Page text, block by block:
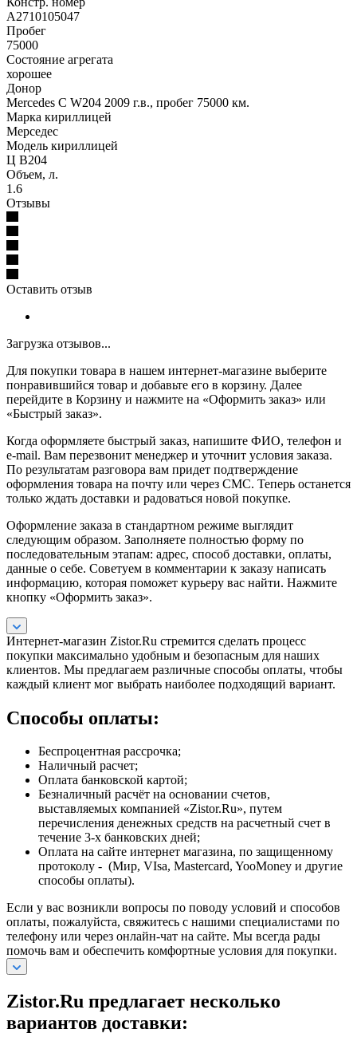
A2710105047
Пробег
75000
Состояние агрегата
хорошее
Донор
Mercedes C W204 2009 г.в., пробег 75000 км.
Марка кириллицей
Мерседес
Модель кириллицей
Ц В204
Объем, л.
1.6
Отзывы
Оставить отзыв
Загрузка отзывов...
Для покупки товара в нашем интернет-магазине выберите
понравившийся товар и добавьте его в корзину. Далее
перейдите в Корзину и нажмите на «Оформить заказ» или
«Быстрый заказ».
Когда оформляете быстрый заказ, напишите ФИО, телефон и
e-mail. Вам перезвонит менеджер и уточнит условия заказа.
По результатам разговора вам придет подтверждение
оформления товара на почту или через СМС. Теперь останется
только ждать доставки и радоваться новой покупке.
Оформление заказа в стандартном режиме выглядит
следующим образом. Заполняете полностью форму по
последовательным этапам: адрес, способ доставки, оплаты,
данные о себе. Советуем в комментарии к заказу написать
информацию, которая поможет курьеру вас найти. Нажмите
кнопку «Оформить заказ».
Интернет-магазин Zistor.Ru стремится сделать процесс
покупки максимально удобным и безопасным для наших
клиентов. Мы предлагаем различные способы оплаты, чтобы
каждый клиент мог выбрать наиболее подходящий вариант.
Способы оплаты:
Беспроцентная рассрочка;
Наличный расчет;
Оплата банковской картой;
Безналичный расчёт на основании счетов,
выставляемых компанией «Zistor.Ru», путем
перечисления денежных средств на расчетный счет в
течение 3-х банковских дней;
Оплата на сайте интернет магазина, по защищенному
протоколу - (Мир, VIsa, Mastercard, YooMoney и другие
способы оплаты).
Если у вас возникли вопросы по поводу условий и способов
оплаты, пожалуйста, свяжитесь с нашими специалистами по
телефону или через онлайн-чат на сайте. Мы всегда рады
помочь вам и обеспечить комфортные условия для покупки.
Zistor.Ru предлагает несколько
вариантов доставки: